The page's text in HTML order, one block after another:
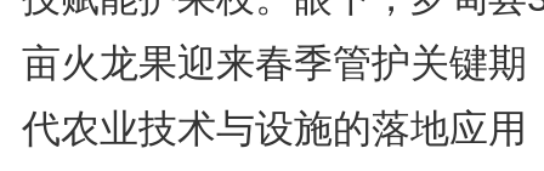
亩火龙果迎来春季管护关键期
代农业技术与设施的落地应用